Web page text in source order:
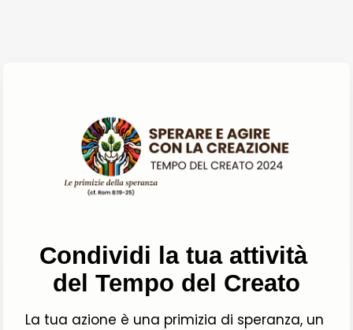
Condividi la tua attività
del Tempo del Creato
La tua azione è una primizia di speranza, un